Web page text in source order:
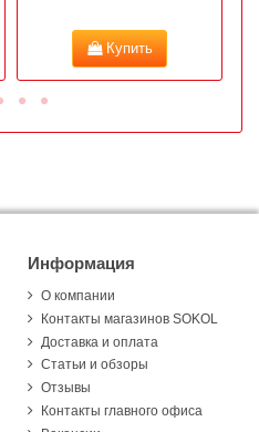
Купить
Информация
О компании
Контакты магазинов SOKOL
Доставка и оплата
Статьи и обзоры
Отзывы
Контакты главного офиса